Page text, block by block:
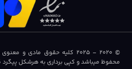
محفوظ میباشد و کپی برداری به هرشکل پیگرد